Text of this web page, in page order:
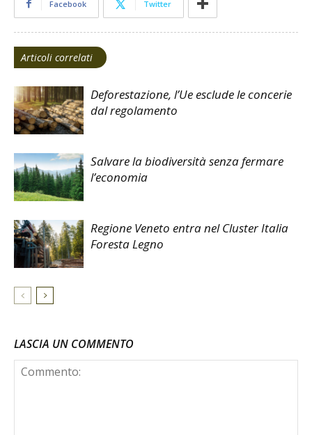
Facebook Twitter
Articoli correlati
Deforestazione, l’Ue esclude le concerie
dal regolamento
Salvare la biodiversità senza fermare
l’economia
Regione Veneto entra nel Cluster Italia
Foresta Legno
LASCIA UN COMMENTO